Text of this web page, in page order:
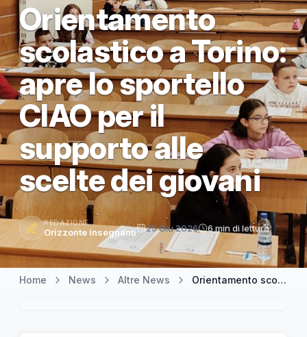
Orientamento
scolastico a Torino:
apre lo sportello
CIAO per il
supporto alle
scelte dei giovani
REDAZIONE
Orizzonte Insegnanti 25 Giu 2026 6 min di lettura
Home News Altre News Orientamento scolastico a Torino: apre lo sportello CIAO per il supporto alle scelte dei giovani